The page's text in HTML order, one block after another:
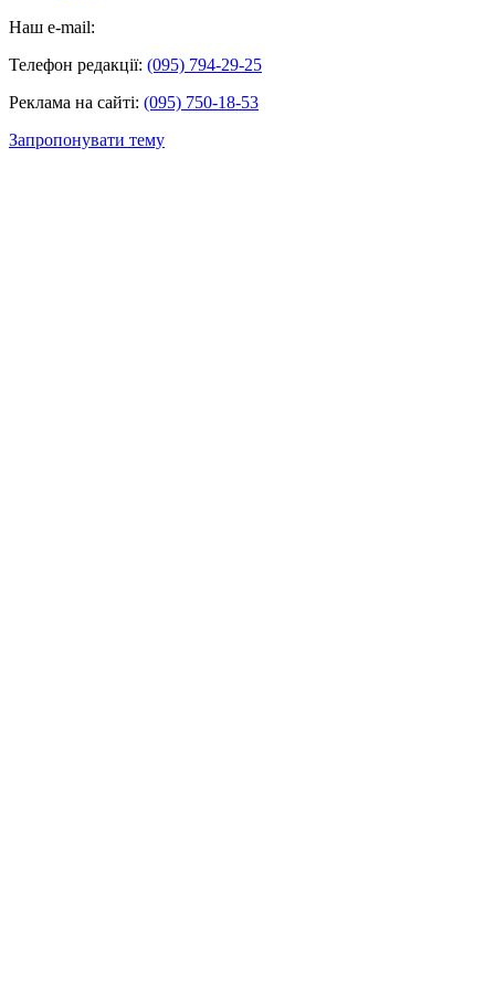
Наш e-mail:
Телефон редакції: (095) 794-29-25
Реклама на сайті: (095) 750-18-53
Запропонувати тему